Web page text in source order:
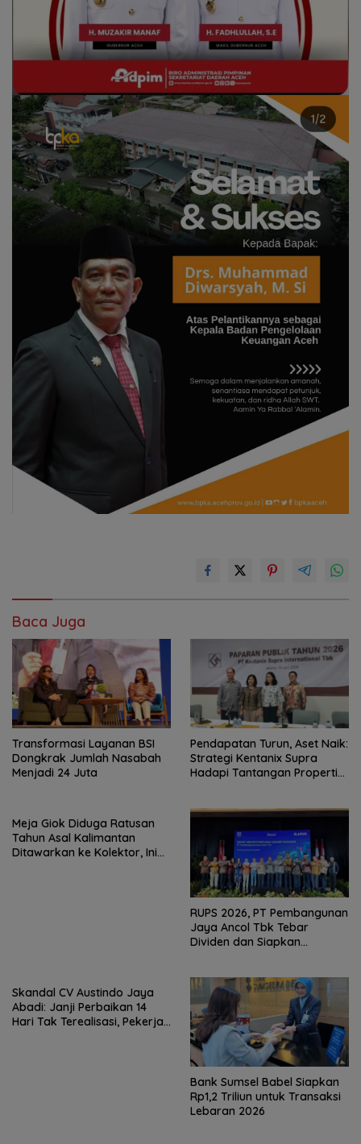
Baca Juga
Transformasi Layanan BSI
Dongkrak Jumlah Nasabah
Menjadi 24 Juta
Pendapatan Turun, Aset Naik:
Strategi Kentanix Supra
Hadapi Tantangan Properti
Meja Giok Diduga Ratusan
Tahun Asal Kalimantan
Ditawarkan ke Kolektor, Ini
RUPS 2026, PT Pembangunan
Jaya Ancol Tbk Tebar
Dividen dan Siapkan
Skandal CV Austindo Jaya
Abadi: Janji Perbaikan 14
Hari Tak Terealisasi, Pekerja
Bank Sumsel Babel Siapkan
Rp1,2 Triliun untuk Transaksi
Lebaran 2026